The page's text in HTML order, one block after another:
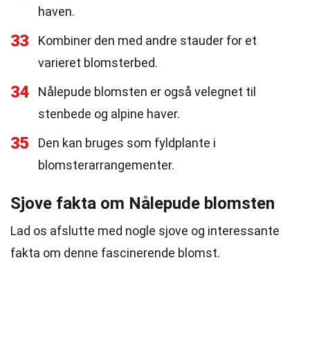
haven.
33
Kombiner den med andre stauder for et
varieret blomsterbed.
34
Nålepude blomsten er også velegnet til
stenbede og alpine haver.
35
Den kan bruges som fyldplante i
blomsterarrangementer.
Sjove fakta om Nålepude blomsten
Lad os afslutte med nogle sjove og interessante
fakta om denne fascinerende blomst.